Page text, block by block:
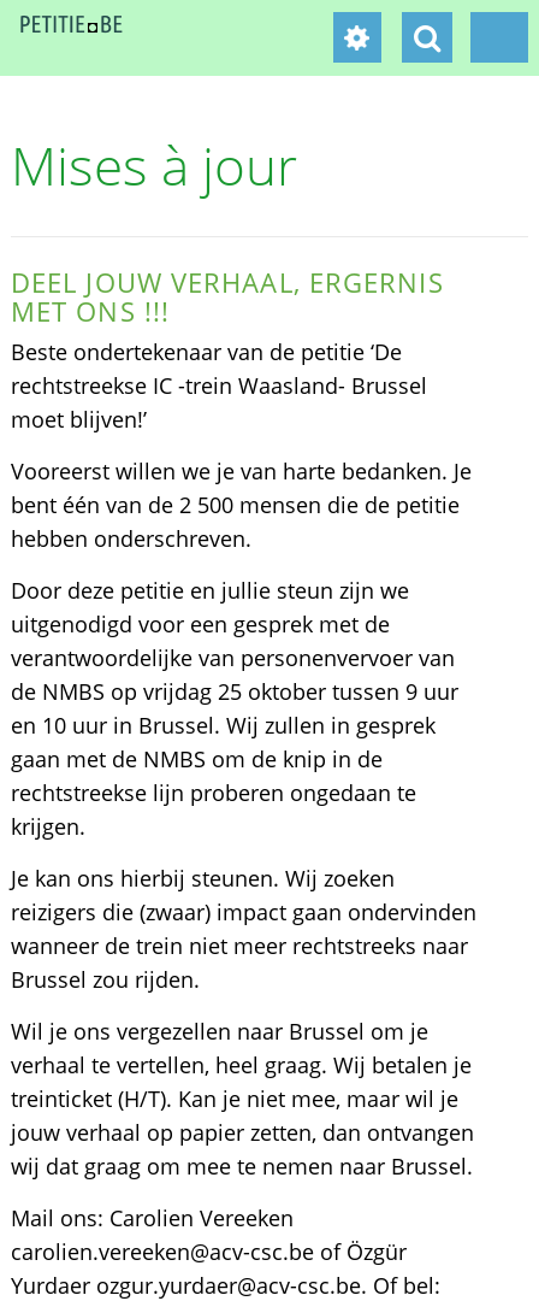
Mises à jour
DEEL JOUW VERHAAL, ERGERNIS
MET ONS !!!
Beste ondertekenaar van de petitie ‘De
rechtstreekse IC -trein Waasland- Brussel
moet blijven!’
Vooreerst willen we je van harte bedanken. Je
bent één van de 2 500 mensen die de petitie
hebben onderschreven.
Door deze petitie en jullie steun zijn we
uitgenodigd voor een gesprek met de
verantwoordelijke van personenvervoer van
de NMBS op vrijdag 25 oktober tussen 9 uur
en 10 uur in Brussel. Wij zullen in gesprek
gaan met de NMBS om de knip in de
rechtstreekse lijn proberen ongedaan te
krijgen.
Je kan ons hierbij steunen. Wij zoeken
reizigers die (zwaar) impact gaan ondervinden
wanneer de trein niet meer rechtstreeks naar
Brussel zou rijden.
Wil je ons vergezellen naar Brussel om je
verhaal te vertellen, heel graag. Wij betalen je
treinticket (H/T). Kan je niet mee, maar wil je
jouw verhaal op papier zetten, dan ontvangen
wij dat graag om mee te nemen naar Brussel.
Mail ons: Carolien Vereeken
carolien.vereeken@acv-csc.be of Özgür
Yurdaer ozgur.yurdaer@acv-csc.be. Of bel: